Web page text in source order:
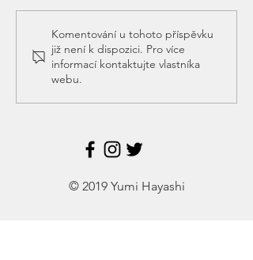
”Petao Design Studio”
Open Atelier！
Komentování u tohoto příspěvku
již není k dispozici. Pro více
informací kontaktujte vlastníka
webu.
© 2019 Yumi Hayashi